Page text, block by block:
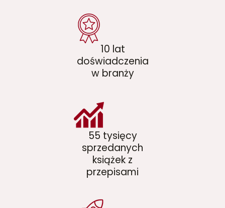
10 lat
doświadczenia
w branży
55 tysięcy
sprzedanych
książek z
przepisami